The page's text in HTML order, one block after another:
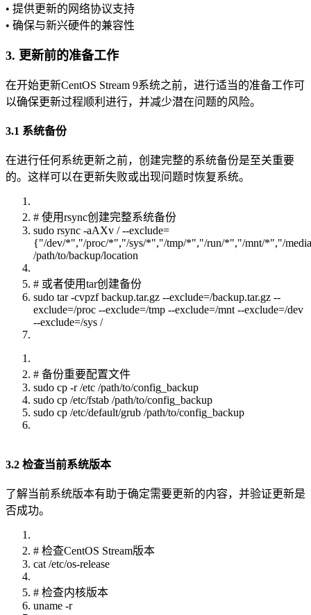
• 提供更新的网络协议支持
• 确保与新兴硬件的兼容性
3. 更新前的准备工作
在开始更新CentOS Stream 9系统之前，进行适当的准备工作可
以确保更新过程顺利进行，并减少潜在问题的风险。
3.1 系统备份
在进行任何系统更新之前，创建完整的系统备份是至关重要
的。这样可以在更新失败或出现问题时恢复系统。
# 使用rsync创建完整系统备份
sudo rsync -aAXv / --exclude=
{"/dev/*","/proc/*","/sys/*","/tmp/*","/run/*","/mnt/*","/
/path/to/backup/location
# 或者使用tar创建备份
sudo tar -cvpzf backup.tar.gz --exclude=/backup.tar.gz --
exclude=/proc --exclude=/tmp --exclude=/mnt --exclude=/dev
--exclude=/sys /
# 备份重要配置文件
sudo cp -r /etc /path/to/config_backup
sudo cp /etc/fstab /path/to/config_backup
sudo cp /etc/default/grub /path/to/config_backup
3.2 检查当前系统版本
了解当前系统版本有助于确定需要更新的内容，并验证更新是
否成功。
# 检查CentOS Stream版本
cat /etc/os-release
# 检查内核版本
uname -r